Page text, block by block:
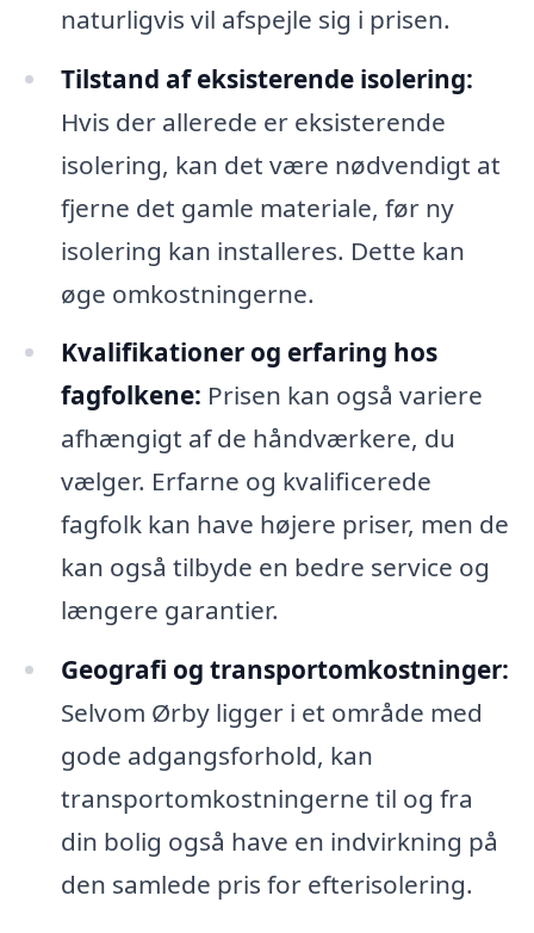
naturligvis vil afspejle sig i prisen.
Tilstand af eksisterende isolering:
Hvis der allerede er eksisterende
isolering, kan det være nødvendigt at
fjerne det gamle materiale, før ny
isolering kan installeres. Dette kan
øge omkostningerne.
Kvalifikationer og erfaring hos
fagfolkene: Prisen kan også variere
afhængigt af de håndværkere, du
vælger. Erfarne og kvalificerede
fagfolk kan have højere priser, men de
kan også tilbyde en bedre service og
længere garantier.
Geografi og transportomkostninger:
Selvom Ørby ligger i et område med
gode adgangsforhold, kan
transportomkostningerne til og fra
din bolig også have en indvirkning på
den samlede pris for efterisolering.